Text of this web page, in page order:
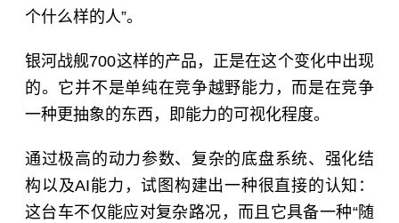
个什么样的人”。
银河战舰700这样的产品，正是在这个变化中出现
的。它并不是单纯在竞争越野能力，而是在竞争
一种更抽象的东西，即能力的可视化程度。
通过极高的动力参数、复杂的底盘系统、强化结
构以及AI能力，试图构建出一种很直接的认知：
这台车不仅能应对复杂路况，而且它具备一种“随